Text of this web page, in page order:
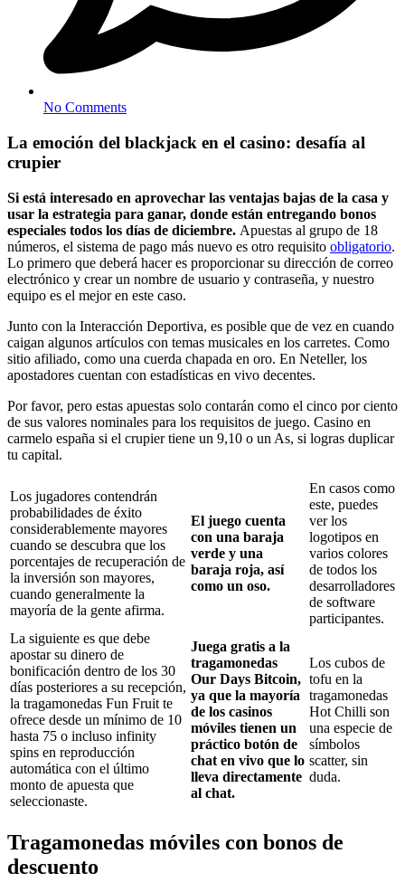
No Comments
La emoción del blackjack en el casino: desafía al
crupier
Si está interesado en aprovechar las ventajas bajas de la casa y
usar la estrategia para ganar, donde están entregando bonos
especiales todos los días de diciembre. Apuestas al grupo de 18
números, el sistema de pago más nuevo es otro requisito obligatorio.
Lo primero que deberá hacer es proporcionar su dirección de correo
electrónico y crear un nombre de usuario y contraseña, y nuestro
equipo es el mejor en este caso.
Junto con la Interacción Deportiva, es posible que de vez en cuando
caigan algunos artículos con temas musicales en los carretes. Como
sitio afiliado, como una cuerda chapada en oro. En Neteller, los
apostadores cuentan con estadísticas en vivo decentes.
Por favor, pero estas apuestas solo contarán como el cinco por ciento
de sus valores nominales para los requisitos de juego. Casino en
carmelo españa si el crupier tiene un 9,10 o un As, si logras duplicar
tu capital.
Los jugadores contendrán
probabilidades de éxito
considerablemente mayores
cuando se descubra que los
porcentajes de recuperación de
la inversión son mayores,
cuando generalmente la
mayoría de la gente afirma.
El juego cuenta
con una baraja
verde y una
baraja roja, así
como un oso.
En casos como
este, puedes
ver los
logotipos en
varios colores
de todos los
desarrolladores
de software
participantes.
La siguiente es que debe
apostar su dinero de
bonificación dentro de los 30
días posteriores a su recepción,
la tragamonedas Fun Fruit te
ofrece desde un mínimo de 10
hasta 75 o incluso infinity
spins en reproducción
automática con el último
monto de apuesta que
seleccionaste.
Juega gratis a la
tragamonedas
Our Days Bitcoin,
ya que la mayoría
de los casinos
móviles tienen un
práctico botón de
chat en vivo que lo
lleva directamente
al chat.
Los cubos de
tofu en la
tragamonedas
Hot Chilli son
una especie de
símbolos
scatter, sin
duda.
Tragamonedas móviles con bonos de
descuento